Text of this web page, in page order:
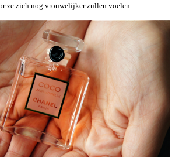
ze zich nog vrouwelijker zullen voelen.